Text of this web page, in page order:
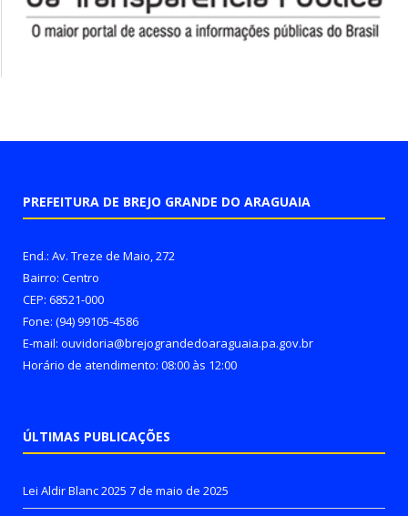
PREFEITURA DE BREJO GRANDE DO ARAGUAIA
End.: Av. Treze de Maio, 272
Bairro: Centro
CEP: 68521-000
Fone: (94) 99105-4586
E-mail: ouvidoria@brejograndedoaraguaia.pa.gov.br
Horário de atendimento: 08:00 às 12:00
ÚLTIMAS PUBLICAÇÕES
Lei Aldir Blanc 2025 7 de maio de 2025